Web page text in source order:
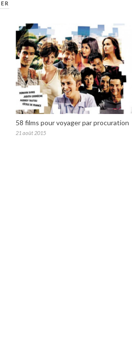
58 films pour voyager par procuration
21 août 2015